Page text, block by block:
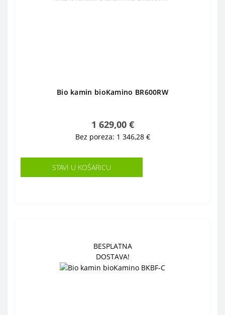
Bio kamin bioKamino BR600RW
1 629,00 €
Bez poreza: 1 346,28 €
STAVI U KOŠARICU
BESPLATNA
DOSTAVA!